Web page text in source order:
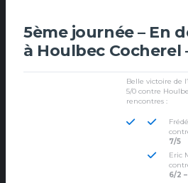
5ème journée – En
à Houlbec Cocherel
Belle victoire de
5/0 contre
rencontres :
7/5
Eric
6/2 –